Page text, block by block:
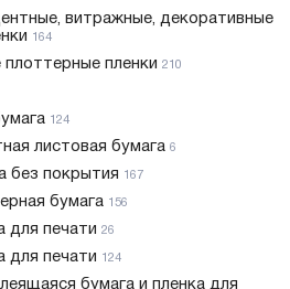
витражные, декоративные
164
пленки 210
124
листовая бумага 6
без покрытия 167
бумага 156
для печати 26
для печати 124
бумага и пленка для